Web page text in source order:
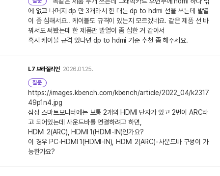
에 없고 나머지 dp 만 3개라서 한 대는 dp to hdmi 선을 쓰는데 발열
이 좀 심해서요.. 케이블도 규격이 있는지 모르겠네요. 같은 제품 선 바
꿔서도 써봤는데 한 제품만 발열이 좀 심한 거 같아서
혹시 케이블 규격 있다면 dp to hdmi 기준 추천 좀 해주세요.
L7 브라질리언 2026.01.25.
질문
https://images.kbench.com/kbench/article/2022_04/k2317
49p1n4.jpg
삼성 스마트모니터에는 보통 2개의 HDMI 단자가 있고 2번이 ARC라
고 되어있는데 사운드바를 연결하려고 하면,
HDMI 2(ARC), HDMI 1(HDMI-IN)인가요?
이 경우 PC-HDMI 1(HDMI-IN), HDMI 2(ARC)-사운드바 구성이 가
능한가요?